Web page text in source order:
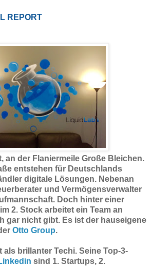
REPORT
an der Flaniermeile Große Bleichen.
entstehen für Deutschlands
digitale Lösungen. Nebenan
und Vermögensverwalter
Doch hinter einer
2. Stock arbeitet ein Team an
gar nicht gibt. Es ist der hauseigene
Otto Group.
als brillanter Techi. Seine Top-3-
sind 1. Startups, 2.